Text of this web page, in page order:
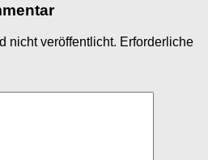
nicht veröffentlicht. Erforderliche